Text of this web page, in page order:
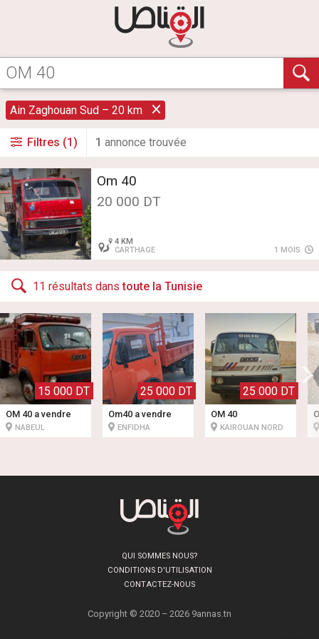
Ain Zaghouan Sud – 20 km
Filtres (1) 1 annonce trouvée
Om 40
20 000 DT
4 KM
CARTHAGE
1 MOIS
11 résultats danstoute la Tunisie
15 000 DT
OM 40 a vendre
NABEUL
25 000 DT
Om40 a vendre
ENFIDHA
25 000 DT
OM 40
KAIROUAN NORD
QUI SOMMES NOUS?
CONDITIONS D'UTILISATION
CONTACTEZ-NOUS
Copyright © 2020 – 2026 9annas.tn